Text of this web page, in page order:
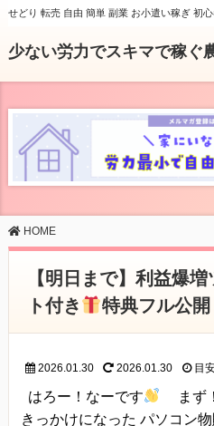
せどり 転売 自由 簡単 副業 お小遣い稼ぎ 初
少ない労力でスキマで稼ぐ
HOME
【明日まで】利益爆
ト付き
特典フル公開
2026.01.30 2026.01.30 目
はろー！なーです
まず
きっかけになった パソコン